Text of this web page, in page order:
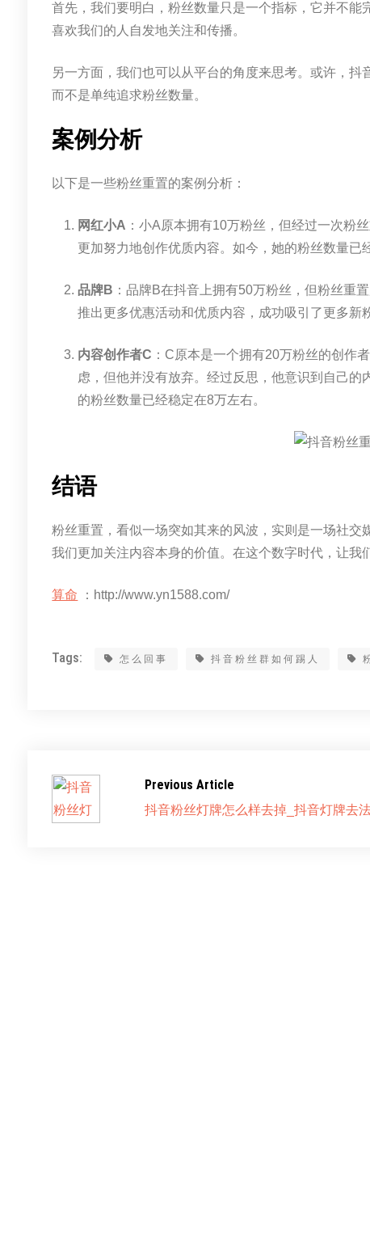
首先，我们要明白，粉丝数量只是一个指标，它并不
喜欢我们的人自发地关注和传播。
另一方面，我们也可以从平台的角度来思考。或许，抖
而不是单纯追求粉丝数量。
案例分析
以下是一些粉丝重置的案例分析：
网红小A ：小A原本拥有10万粉丝，但经过一次粉
更加努力地创作优质内容。如今，她的粉丝数量已
品牌B ：品牌B在抖音上拥有50万粉丝，但粉丝重
推出更多优惠活动和优质内容，成功吸引了更多新
内容创作者C ：C原本是一个拥有20万粉丝的创作
虑，但他并没有放弃。经过反思，他意识到自己
的粉丝数量已经稳定在8万左右。
结语
粉丝重置，看似一场突如其来的风波，实则是一场社
我们更加关注内容本身的价值。在这个数字时代，让我
算命 ：http://www.yn1588.com/
Tags: 怎么回事 抖音粉丝群如何踢人
Previous Article
抖音粉丝灯牌怎么样去掉_抖音灯牌去